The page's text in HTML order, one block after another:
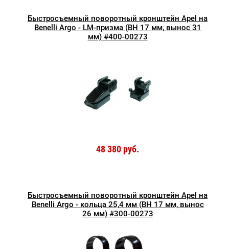
Быстросъемный поворотный кронштейн Apel на
Benelli Argo - LM-призма (BH 17 мм, вынос 31
мм) #400-00273
48 380 руб.
Быстросъемный поворотный кронштейн Apel на
Benelli Argo - кольца 25,4 мм (BH 17 мм, вынос
26 мм) #300-00273